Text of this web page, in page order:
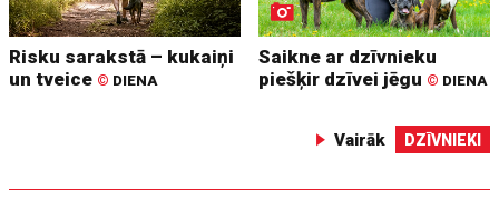
Risku sarakstā – kukaiņi
un tveice © DIENA
Saikne ar dzīvnieku
piešķir dzīvei jēgu © DIENA
Vairāk DZĪVNIEKI